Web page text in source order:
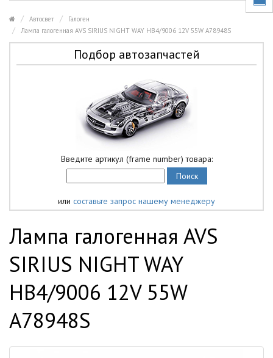
Автосвет
Галоген
Лампа галогенная AVS SIRIUS NIGHT WAY HB4/9006 12V 55W A78948S
Подбор автозапчастей
Введите артикул (frame number) товара:
или составьте запрос нашему менеджеру
Лампа галогенная AVS
SIRIUS NIGHT WAY
HB4/9006 12V 55W
A78948S